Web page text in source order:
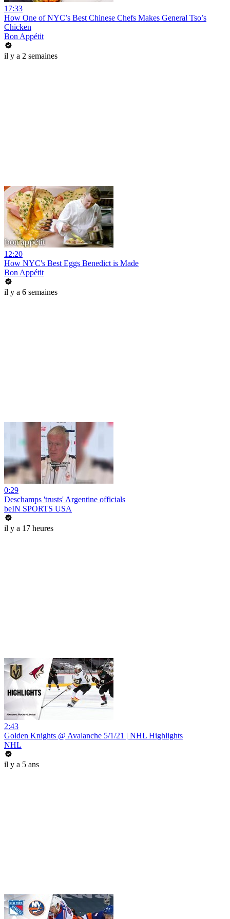
17:33
How One of NYC’s Best Chinese Chefs Makes General Tso’s
Chicken
Bon Appétit
il y a 2 semaines
12:20
How NYC's Best Eggs Benedict is Made
Bon Appétit
il y a 6 semaines
0:29
Deschamps 'trusts' Argentine officials
beIN SPORTS USA
il y a 17 heures
2:43
Golden Knights @ Avalanche 5/1/21 | NHL Highlights
NHL
il y a 5 ans